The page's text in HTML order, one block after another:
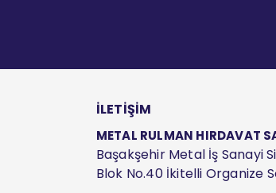
İLETİŞİM
METAL RULMAN HIRDAVAT
Başakşehir Metal İş Sanayi
Blok No.40 İkitelli Organize